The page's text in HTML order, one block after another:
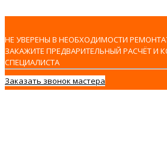
НЕ УВЕРЕНЫ В НЕОБХОДИМОСТИ
ЗАКАЖИТЕ ПРЕДВАРИТЕЛЬНЫЙ РАСЧЁТ И
СПЕЦИАЛИСТА
Заказать звонок мастера